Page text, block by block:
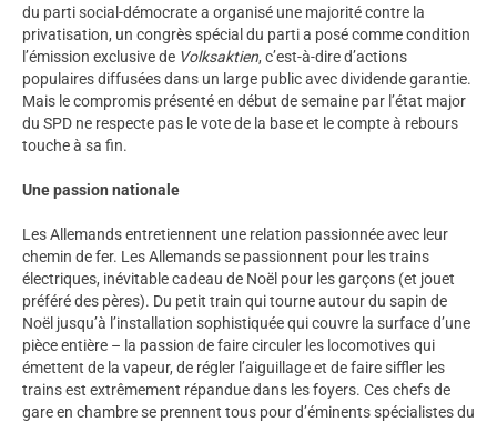
du parti social-démocrate a organisé une majorité contre la
privatisation, un congrès spécial du parti a posé comme condition
l’émission exclusive de Volksaktien, c’est-à-dire d’actions
populaires diffusées dans un large public avec dividende garantie.
Mais le compromis présenté en début de semaine par l’état major
du SPD ne respecte pas le vote de la base et le compte à rebours
touche à sa fin.
Une passion nationale
Les Allemands entretiennent une relation passionnée avec leur
chemin de fer. Les Allemands se passionnent pour les trains
électriques, inévitable cadeau de Noël pour les garçons (et jouet
préféré des pères). Du petit train qui tourne autour du sapin de
Noël jusqu’à l’installation sophistiquée qui couvre la surface d’une
pièce entière – la passion de faire circuler les locomotives qui
émettent de la vapeur, de régler l’aiguillage et de faire siffler les
trains est extrêmement répandue dans les foyers. Ces chefs de
gare en chambre se prennent tous pour d’éminents spécialistes du